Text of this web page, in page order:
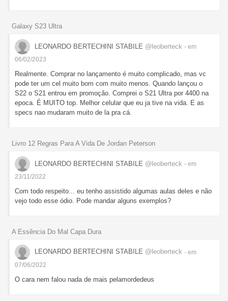
Galaxy S23 Ultra
LEONARDO BERTECHINI STABILE @leoberteck - em
06/02/2023
Realmente. Comprar no lançamento é muito complicado, mas vc
pode ter um cel muito bom com muito menos. Quando lançou o
S22 o S21 entrou em promoção. Comprei o S21 Ultra por 4400 na
epoca. É MUITO top. Melhor celular que eu ja tive na vida. E as
specs nao mudaram muito de la pra cá.
Livro 12 Regras Para A Vida De Jordan Peterson
LEONARDO BERTECHINI STABILE @leoberteck - em
23/11/2022
Com todo respeito... eu tenho assistido algumas aulas deles e não
vejo todo esse ódio. Pode mandar alguns exemplos?
A Essência Do Mal Capa Dura
LEONARDO BERTECHINI STABILE @leoberteck - em
07/06/2022
O cara nem falou nada de mais pelamordedeus